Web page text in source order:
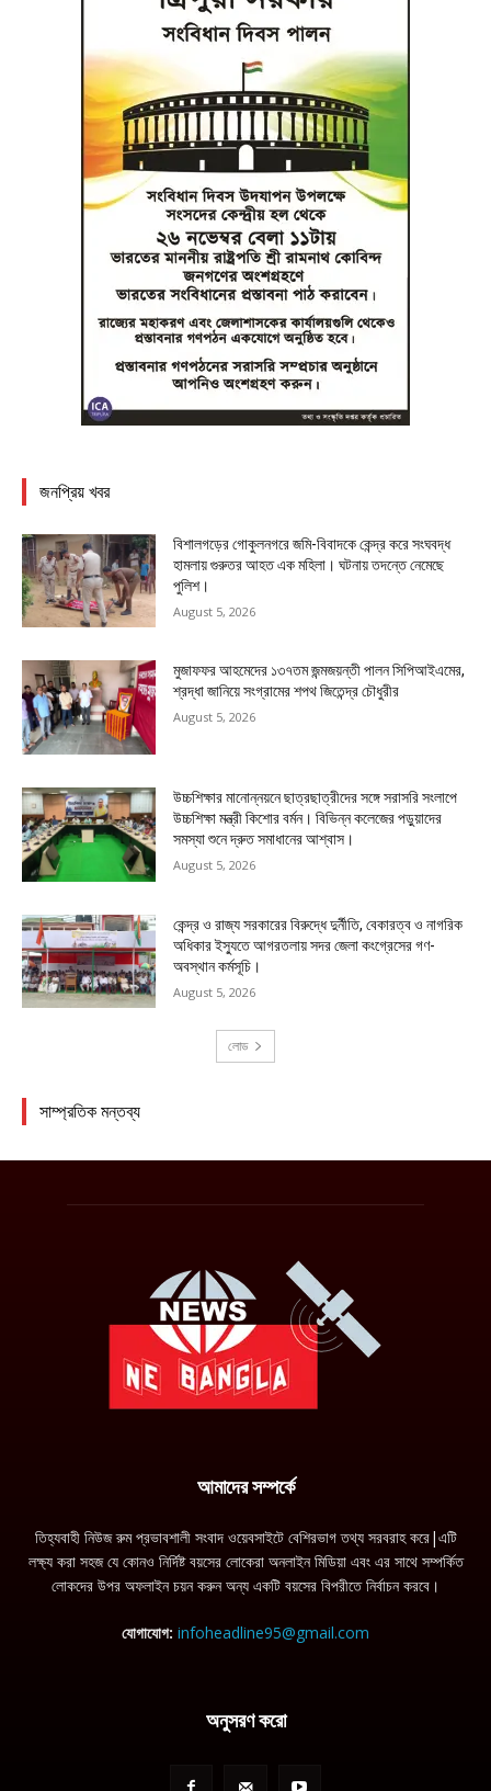
আমাদের সম্পর্কে
তিহ্যবাহী নিউজ রুম প্রভাবশালী সংবাদ ওয়েবসাইটে বেশিরভাগ তথ্য সরবরাহ করে|এটি
লক্ষ্য করা সহজ যে কোনও নির্দিষ্ট বয়সের লোকেরা অনলাইন মিডিয়া এবং এর সাথে সম্পর্কিত
লোকদের উপর অফলাইন চয়ন করুন অন্য একটি বয়সের বিপরীতে নির্বাচন করবে।
যোগাযোগ: infoheadline95@gmail.com
অনুসরণ করো